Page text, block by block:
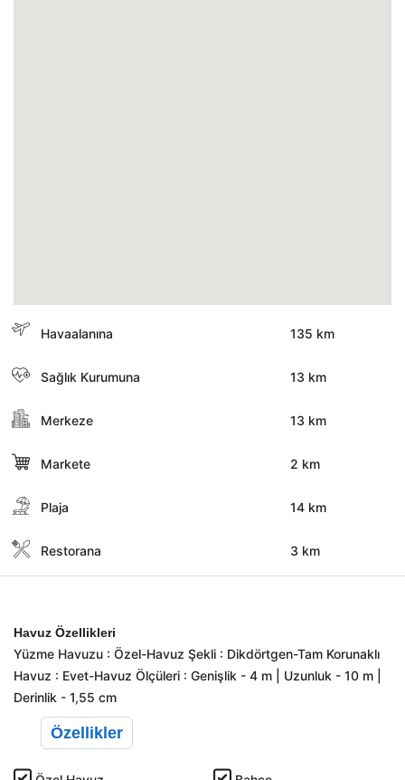
Havaalanına 135 km
Sağlık Kurumuna 13 km
Merkeze 13 km
Markete 2 km
Plaja 14 km
Restorana 3 km
Havuz Özellikleri
Yüzme Havuzu : Özel-Havuz Şekli : Dikdörtgen-Tam Korunaklı
Havuz : Evet-Havuz Ölçüleri : Genişlik - 4 m | Uzunluk - 10 m |
Derinlik - 1,55 cm
Özellikler